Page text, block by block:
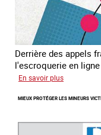
Derrière des appels
l'escroquerie en ligne
En savoir plus
mondiale
lutte
MIEUX PROTÉGER LES MINEURS